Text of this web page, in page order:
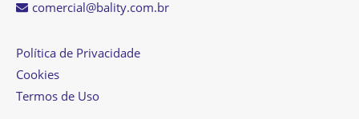
comercial@bality.com.br
Política de Privacidade
Cookies
Termos de Uso